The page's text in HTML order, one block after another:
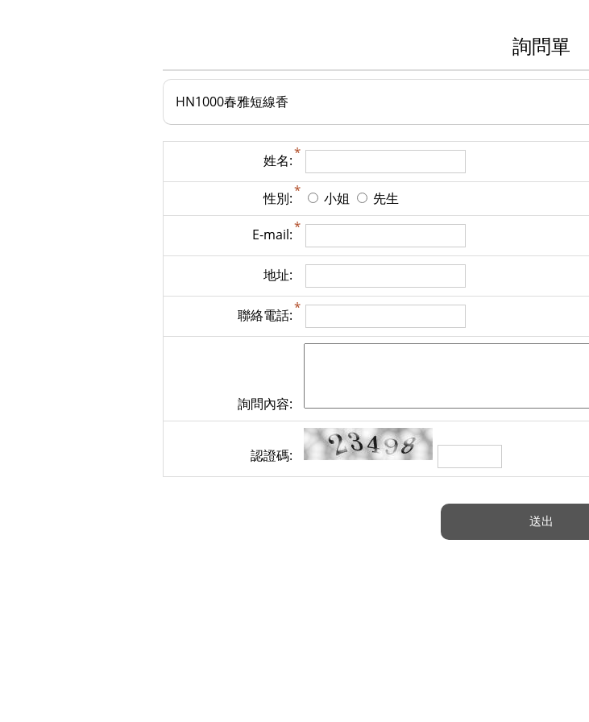
詢問單
HN1000春雅短線香
姓名:
性別: 小姐 先生
E-mail:
地址:
聯絡電話:
詢問內容:
認證碼: